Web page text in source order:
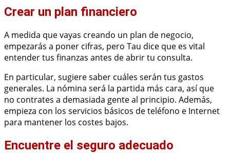
Crear un plan financiero
A medida que vayas creando un plan de negocio,
empezarás a poner cifras, pero Tau dice que es vital
entender tus finanzas antes de abrir tu consulta.
En particular, sugiere saber cuáles serán tus gastos
generales. La nómina será la partida más cara, así que
no contrates a demasiada gente al principio. Además,
empieza con los servicios básicos de teléfono e Internet
para mantener los costes bajos.
Encuentre el seguro adecuado